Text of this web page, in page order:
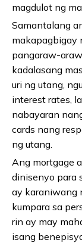
magdulot ng
Samantalang
makapagbigay
pangaraw-
kadalasang
uri ng utang,
interest rates,
nabayaran
cards nang
ng utang.
Ang mortgage
dinisenyo para
ay karaniwang
kumpara sa
rin ay may
isang